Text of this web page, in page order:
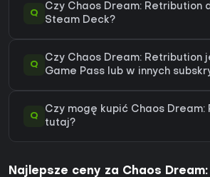
Q
Czy Chaos Dream: Retribution
Steam Deck?
Q
Czy Chaos Dream: Retribution
Game Pass lub w innych
Q
Czy mogę kupić Chaos Dream:
tutaj?
Najlepsze ceny za Chaos